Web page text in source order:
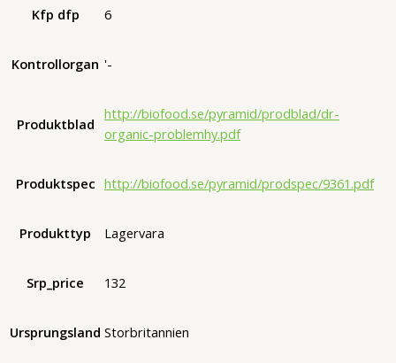
Kfp dfp 6
Kontrollorgan '-
Produktblad
http://biofood.se/pyramid/prodblad/dr-
organic-problemhy.pdf
Produktspec http://biofood.se/pyramid/prodspec/9361.pdf
Produkttyp Lagervara
Srp_price 132
Ursprungsland Storbritannien